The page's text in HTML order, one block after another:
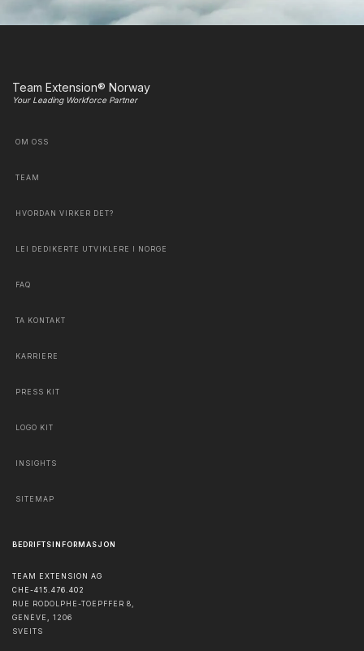
Team Extension® Norway
Your Leading Workforce Partner
OM OSS
TEAM
HVORDAN VIRKER DET?
LEI DEDIKERTE UTVIKLERE I NORGE
FAQ
TA KONTAKT
KARRIERE
PRESS KIT
LOGO KIT
INSIGHTS
SITEMAP
BEDRIFTSINFORMASJON
TEAM EXTENSION AG
CHE-415.476.402
RUE RODOLPHE-TOEPFFER 8,
GENÈVE , 1206
SVEITS